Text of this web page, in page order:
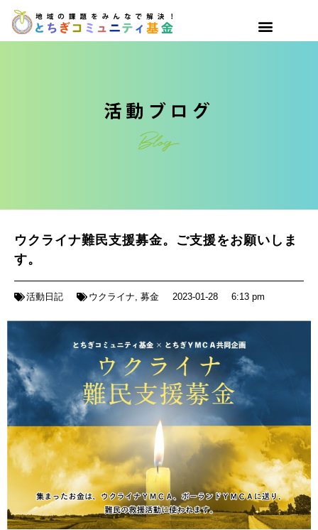
ウクライナ難民支援募金。ご支援をお願いしま
す。
活動日記 ウクライナ, 募金 2023-01-28 6:13 pm